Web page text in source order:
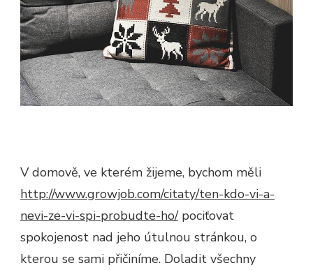
V domově, ve kterém žijeme, bychom měli
http://www.growjob.com/citaty/ten-kdo-vi-a-
nevi-ze-vi-spi-probudte-ho/pociťovat
spokojenost nad jeho útulnou stránkou, o
kterou se sami přičiníme. Doladit všechny